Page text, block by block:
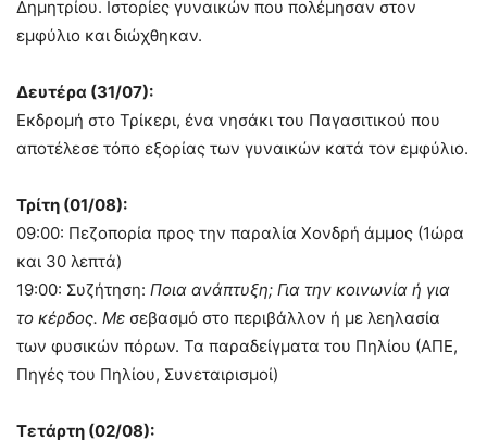
Δημητρίου. Ιστορίες γυναικών που πολέμησαν στον
εμφύλιο και διώχθηκαν.
Δευτέρα (31/07):
Εκδρομή στο Τρίκερι, ένα νησάκι του Παγασιτικού που
αποτέλεσε τόπο εξορίας των γυναικών κατά τον εμφύλιο.
Τρίτη (01/08):
09:00: Πεζοπορία προς την παραλία Χονδρή άμμος (1ώρα
και 30 λεπτά)
19:00: Συζήτηση: Ποια ανάπτυξη; Για την κοινωνία ή για
το κέρδος. Με σεβασμό στο περιβάλλον ή με λεηλασία
των φυσικών πόρων. Τα παραδείγματα του Πηλίου (ΑΠΕ,
Πηγές του Πηλίου, Συνεταιρισμοί)
Τετάρτη (02/08):